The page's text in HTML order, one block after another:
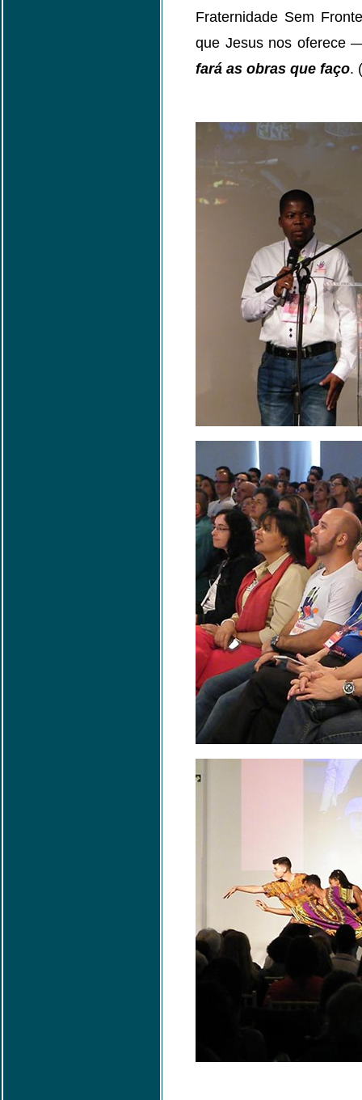
Fraternidade Sem
que Jesus nos oferece
fará as obras que faço.